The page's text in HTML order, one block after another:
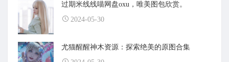
过期米线线喵网盘oxu，唯美图包欣赏。
2024-05-30
尤猫醒醒神木资源：探索绝美的原图合集